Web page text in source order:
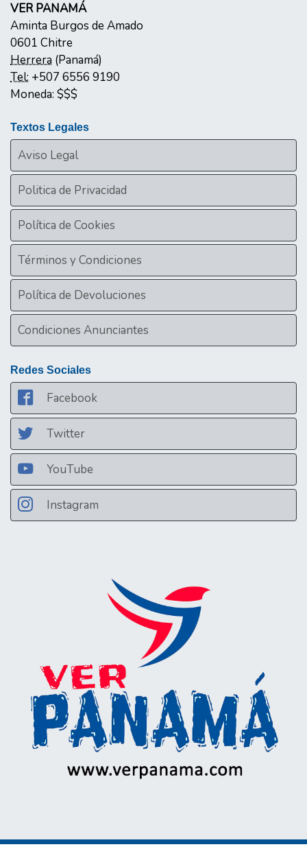
VER PANAMÁ
Aminta Burgos de Amado
0601 Chitre
Herrera (Panamá)
Tel: +507 6556 9190
Moneda: $$$
Textos Legales
Aviso Legal
Politica de Privacidad
Política de Cookies
Términos y Condiciones
Política de Devoluciones
Condiciones Anunciantes
Redes Sociales
Facebook
Twitter
YouTube
Instagram